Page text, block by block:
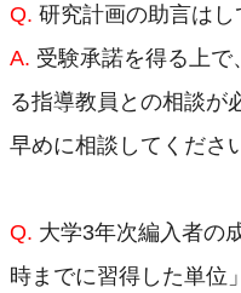
Q. 研究計画の助言は
A. 受験承諾を得る上
る指導教員との相談が
早めに相談してくださ
Q. 大学3年次編入者の
時までに習得した単位